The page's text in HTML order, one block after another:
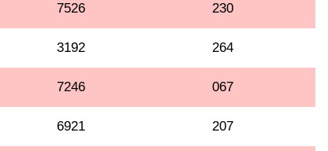
7526 230
3192 264
7246 067
6921 207